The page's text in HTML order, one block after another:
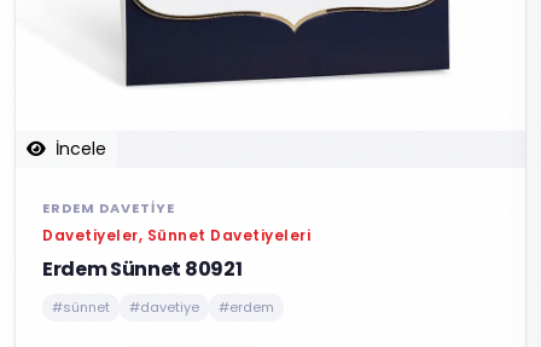
İncele
ERDEM DAVETIYE
Davetiyeler, Sünnet Davetiyeleri
Erdem Sünnet 80921
#sünnet #davetiye #erdem